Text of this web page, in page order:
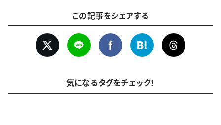
この記事をシェアする
気になるタグをチェック！